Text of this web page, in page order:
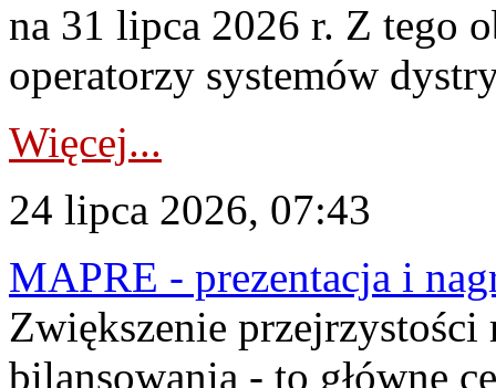
na 31 lipca 2026 r. Z tego
operatorzy systemów
Więcej...
24 lipca 2026, 07:43
MAPRE - prezentacja i
Zwiększenie
bilansowania - to główne